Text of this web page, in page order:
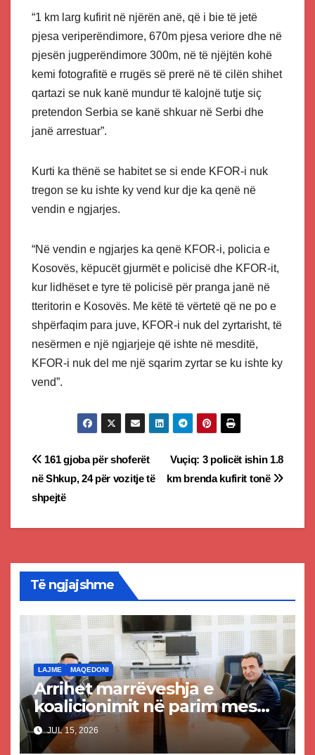
“1 km larg kufirit në njërën anë, që i bie të jetë
pjesa veriperëndimore, 670m pjesa veriore dhe në
pjesën jugperëndimore 300m, në të njëjtën kohë
kemi fotografitë e rrugës së prerë në të cilën shihet
qartazi se nuk kanë mundur të kalojnë tutje siç
pretendon Serbia se kanë shkuar në Serbi dhe
janë arrestuar”.
Kurti ka thënë se habitet se si ende KFOR-i nuk
tregon se ku ishte ky vend kur dje ka qenë në
vendin e ngjarjes.
“Në vendin e ngjarjes ka qenë KFOR-i, policia e
Kosovës, këpucët gjurmët e policisë dhe KFOR-it,
kur lidhëset e tyre të policisë për pranga janë në
tteritorin e Kosovës. Me këtë të vërtetë që ne po e
shpërfaqim para juve, KFOR-i nuk del zyrtarisht, të
nesërmen e një ngjarjeje që ishte në mesditë,
KFOR-i nuk del me një sqarim zyrtar se ku ishte ky
vend”.
Post
navigation
Vuçiq: 3 policët ishin 1.8
km brenda kufirit tonë
161 gjoba për shoferët
në Shkup, 24 për vozitje të
shpejtë
Të ngjajshme
LAJME MAQEDONI
Arrihet marrëveshja e
koalicionimit në parim mes
Kurtit dhe Abdixhikut
JUL 15, 2026